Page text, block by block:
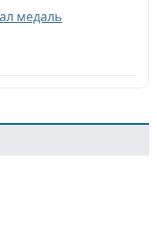
медаль